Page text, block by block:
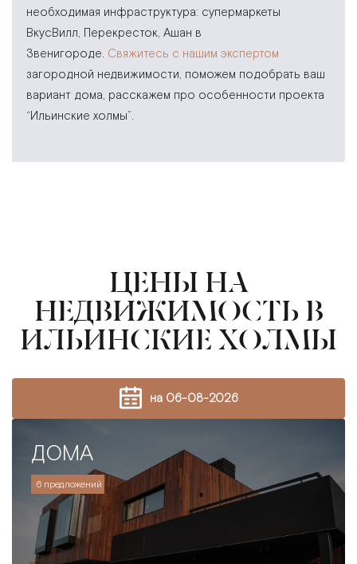
необходимая инфраструктура: супермаркеты
ВкусВилл, Перекресток, Ашан в
Звенигороде. Свяжитесь с нашим экспертом
загородной недвижимости, поможем подобрать ваш
вариант дома, расскажем про особенности проекта
“Ильинские холмы”.
ЦЕНЫ НА
НЕДВИЖИМОСТЬ В
ИЛЬИНСКИЕ ХОЛМЫ
на 06-08-2026
ДОМА
6 предложений